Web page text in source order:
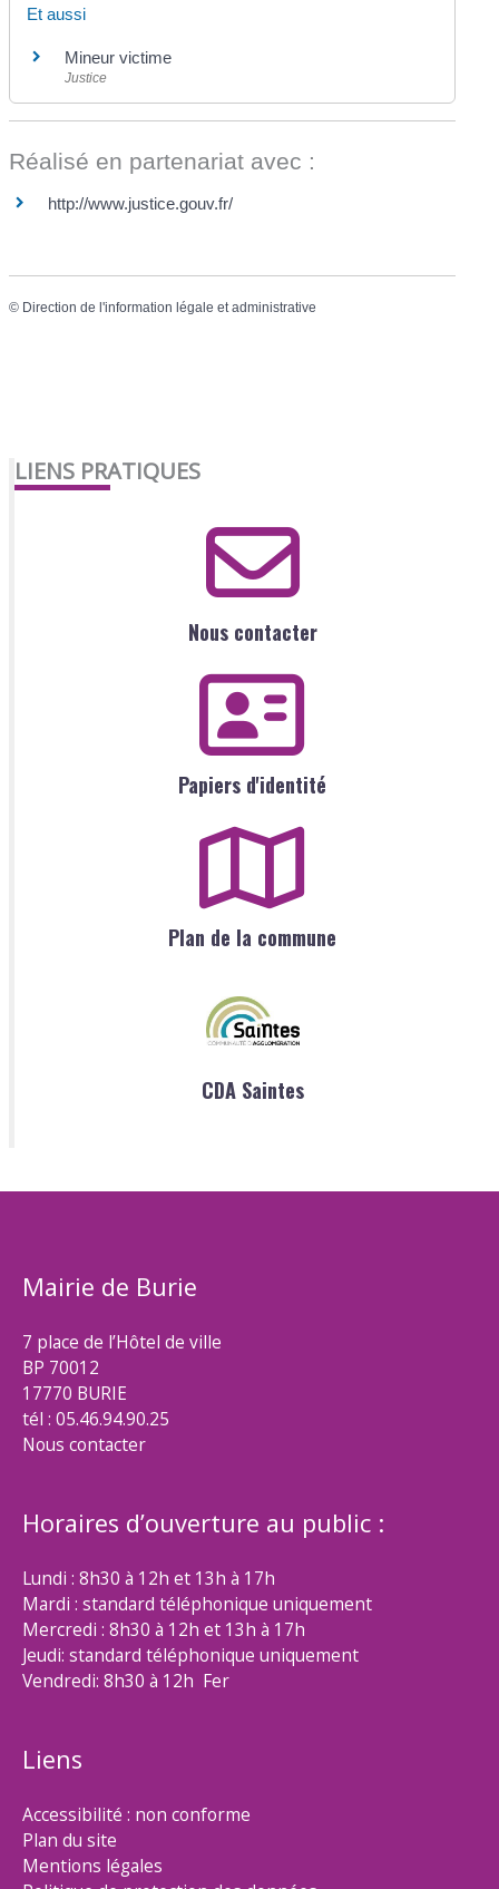
Et aussi
Mineur victime
Justice
Réalisé en partenariat avec :
http://www.justice.gouv.fr/
© Direction de l'information légale et administrative
LIENS PRATIQUES
Nous contacter
Papiers d'identité
Plan de la commune
CDA Saintes
Mairie de Burie
7 place de l’Hôtel de ville
BP 70012
17770 BURIE
tél : 05.46.94.90.25
Nous contacter
Horaires d’ouverture au public :
Lundi : 8h30 à 12h et 13h à 17h
Mardi : standard téléphonique uniquement
Mercredi : 8h30 à 12h et 13h à 17h
Jeudi: standard téléphonique uniquement
Vendredi: 8h30 à 12h Fer
Liens
Accessibilité : non conforme
Plan du site
Mentions légales